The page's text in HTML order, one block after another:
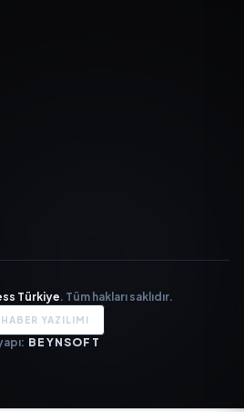
Türkiye. Tüm hakları saklıdır.
HABER YAZILIMI
BEYNSOFT